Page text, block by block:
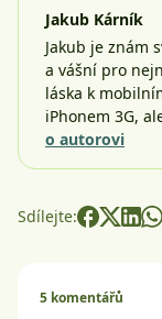
Jakub Kárník
Jakub je znám
a vášní pro
láska k
iPhonem 3G,
o autorovi
Sdílejte:
5 komentářů